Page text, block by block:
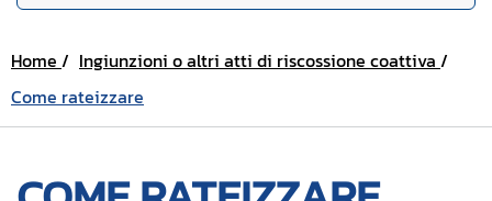
Home
Ingiunzioni o altri atti di riscossione coattiva
Come rateizzare